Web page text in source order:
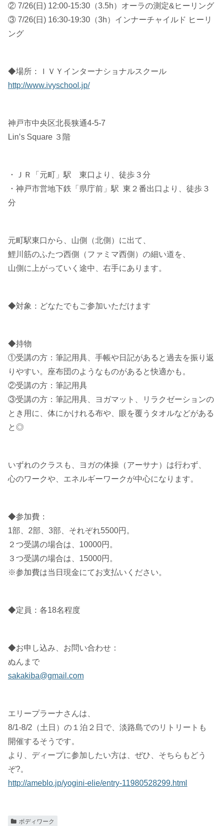
② 7/26(日) 12:00-15:30（3.5h）オーラの測定&ヒーリング
③ 7/26(日) 16:30-19:30（3h）インナーチャイルド ヒーリ
ング
◆場所：ＩＶＹインターナショナルスクール
http://www.ivyschool.jp/
神戸市中央区北長狭通4-5-7
Lin’s Square ３階
・ＪＲ「元町」駅 東口より、徒歩３分
・神戸市営地下鉄「県庁前」駅 東２番出口より、徒歩３
分
元町駅東口から、山側（北側）に出て、
鯉川筋のふたつ西側（ファミマ西側）の細い道を、
山側に上がっていく途中、右手にあります。
◆対象：どなたでもご参加いただけます
◆持物
①受講の方：筆記用具、手帳や日記があると過去を振り返
りやすい。座布団のようなものがあると快適かも。
②受講の方：筆記用具
③受講の方：筆記用具、ヨガマット、リラクゼーションの
とき用に、体にかけれる布や、眼を覆うタオルなどがある
と◎
いずれのクラスも、ヨガの体操（アーサナ）は行わず、
心のワークや、エネルギーワークが中心になります。
◆参加費：
1部、2部、3部、それぞれ5500円。
２つ受講の場合は、10000円。
３つ受講の場合は、15000円。
※参加費は当日現金にてお支払いください。
◆定員：各18名程度
◆お申し込み、お問い合わせ：
ぬんまで
sakakiba@gmail.com
エリープラーナさんは、
8/1-8/2（土日）の１泊２日で、淡路島でのリトリートも
開催するそうです。
より、ディープに参加したい方は、ぜひ、そちらもどう
ぞ?。
http://ameblo.jp/yogini-elie/entry-11980528299.html
ボディワーク